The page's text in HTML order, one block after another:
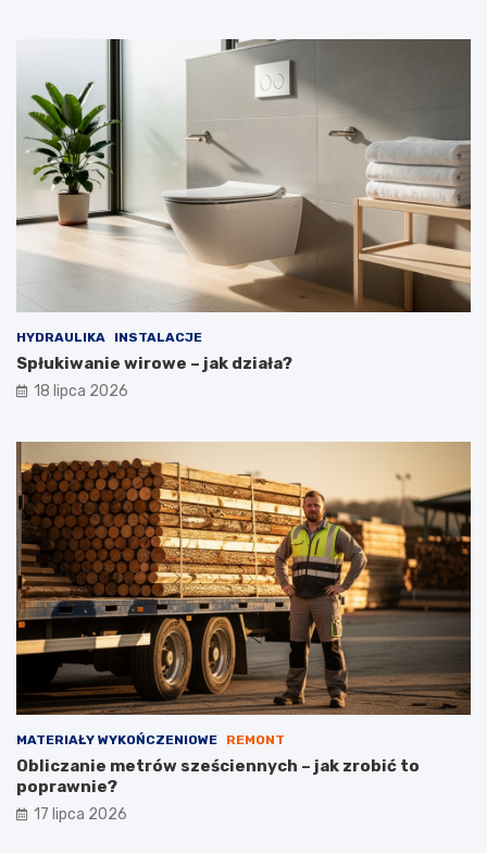
HYDRAULIKA INSTALACJE
Spłukiwanie wirowe – jak działa?
18 lipca 2026
MATERIAŁY WYKOŃCZENIOWE REMONT
Obliczanie metrów sześciennych – jak zrobić to
poprawnie?
17 lipca 2026